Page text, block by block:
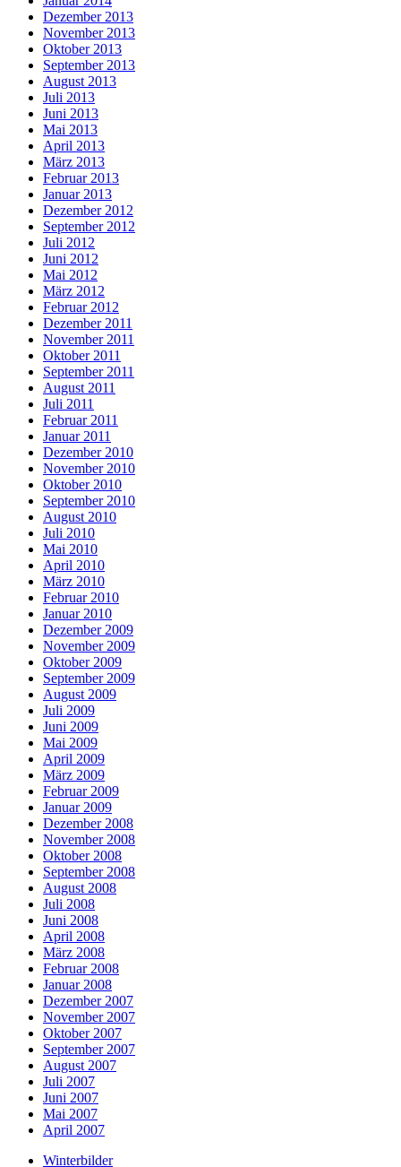
Dezember 2013
November 2013
Oktober 2013
September 2013
August 2013
Juli 2013
Juni 2013
Mai 2013
April 2013
März 2013
Februar 2013
Januar 2013
Dezember 2012
September 2012
Juli 2012
Juni 2012
Mai 2012
März 2012
Februar 2012
Dezember 2011
November 2011
Oktober 2011
September 2011
August 2011
Juli 2011
Februar 2011
Januar 2011
Dezember 2010
November 2010
Oktober 2010
September 2010
August 2010
Juli 2010
Mai 2010
April 2010
März 2010
Februar 2010
Januar 2010
Dezember 2009
November 2009
Oktober 2009
September 2009
August 2009
Juli 2009
Juni 2009
Mai 2009
April 2009
März 2009
Februar 2009
Januar 2009
Dezember 2008
November 2008
Oktober 2008
September 2008
August 2008
Juli 2008
Juni 2008
April 2008
März 2008
Februar 2008
Januar 2008
Dezember 2007
November 2007
Oktober 2007
September 2007
August 2007
Juli 2007
Juni 2007
Mai 2007
April 2007
Winterbilder